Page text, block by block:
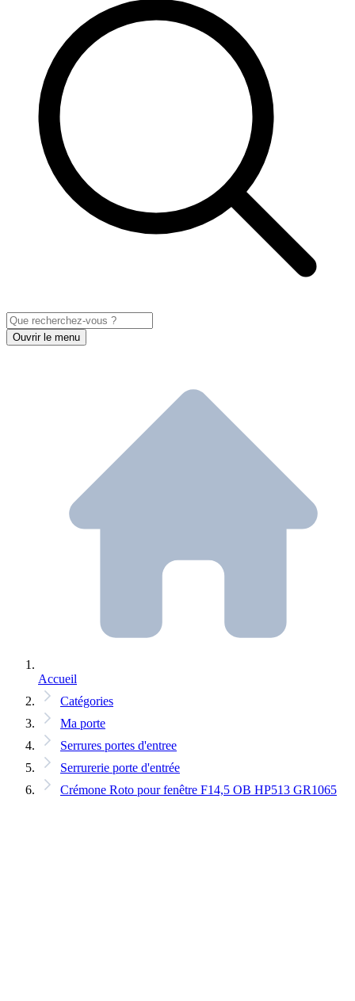
Ouvrir le menu
Accueil
Catégories
Ma porte
Serrures portes d'entree
Serrurerie porte d'entrée
Crémone Roto pour fenêtre F14,5 OB HP513 GR1065